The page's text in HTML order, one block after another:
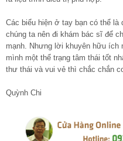
Các biểu hiện ở tay bạn có thể là
chúng ta nên đi khám bác sĩ để
mạnh. Nhưng lời khuyên hữu ích
mình một thể trạng tâm thái tốt
thư thái và vui vẻ thì chắc chắn
Quỳnh Chi